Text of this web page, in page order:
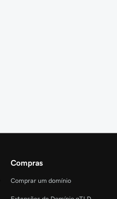
Compras
Comprar um domínio